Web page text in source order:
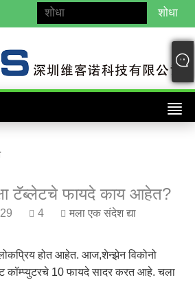
टॅब्लेटचे फायदे काय आहेत?
4 मला एक संदेश द्या
होत आहेत. आज,शेन्झेन विकोनो
कॉम्प्युटरचे 10 फायदे सादर करत आहे. चला